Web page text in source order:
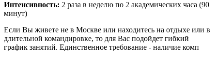
Интенсивность: 2 раза в неделю по 2 академических часа (90
минут)
Если Вы живете не в Москве или находитесь на отдыхе или в
длительной командировке, то для Вас подойдет гибкий
график занятий. Единственное требование - наличие комп